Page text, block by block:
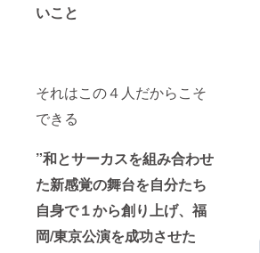
いこと
それはこの４人だからこそ
できる
”和とサーカスを組み合わせ
た新感覚の舞台を自分たち
自身で１から創り上げ、 福
岡/東京公演を成功させた